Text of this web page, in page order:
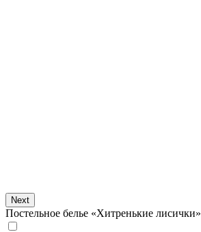
Next
Постельное белье «Хитренькие лисички»